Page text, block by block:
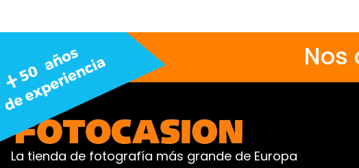
La tienda de fotografía más grande de Europa